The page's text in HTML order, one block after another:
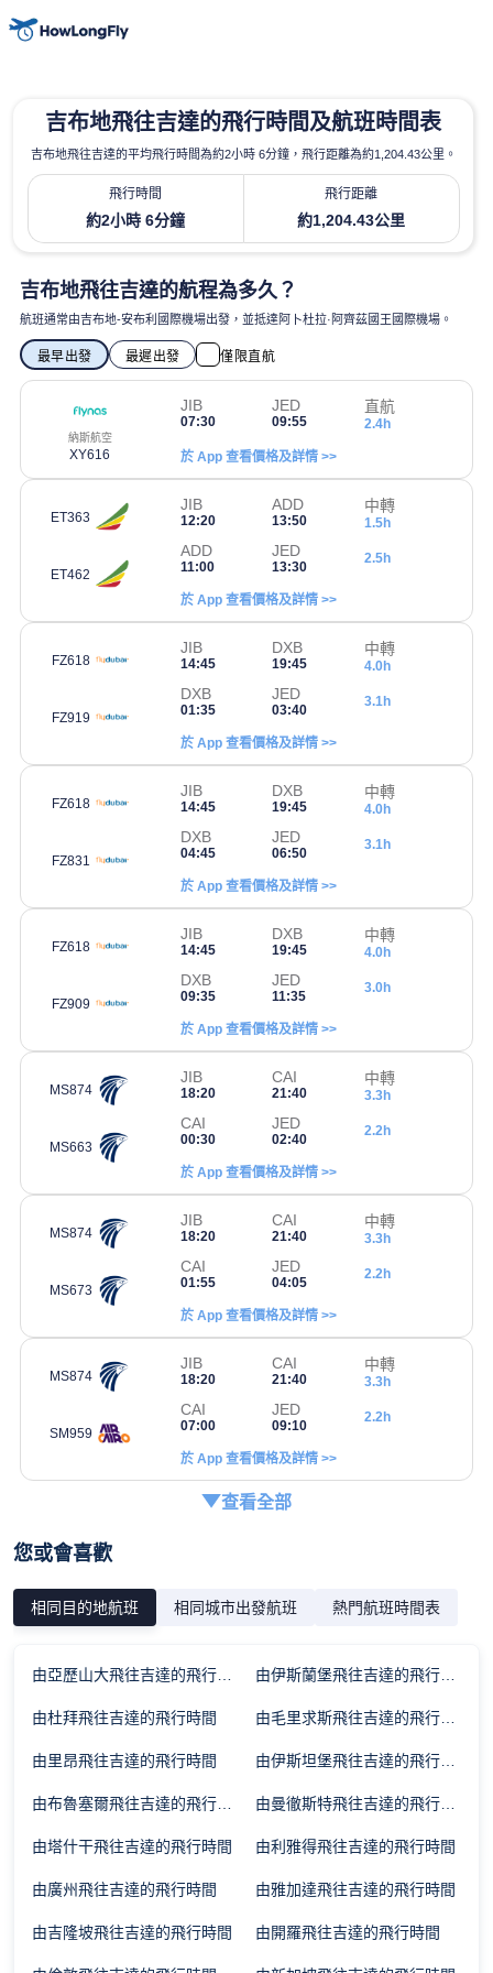
吉布地飛往吉達的飛行時間及航班時間表
吉布地飛往吉達的平均飛行時間為約2小時 6分鐘，飛行距離為約1,204.43公里。
飛行時間
約2小時 6分鐘
飛行距離
約1,204.43公里
吉布地飛往吉達的航程為多久？
航班通常由吉布地-安布利國際機場出發，並抵達阿卜杜拉·阿齊茲國王國際機場。
最早出發 最遲出發 僅限直航
納斯航空
XY616
JIB
07:30
JED
09:55
直航
2.4h
於 App 查看價格及詳情 >>
ET363
JIB
12:20
ADD
13:50
中轉
1.5h
ET462
ADD
11:00
JED
13:30
2.5h
於 App 查看價格及詳情 >>
FZ618
JIB
14:45
DXB
19:45
中轉
4.0h
FZ919
DXB
01:35
JED
03:40
3.1h
於 App 查看價格及詳情 >>
FZ618
JIB
14:45
DXB
19:45
中轉
4.0h
FZ831
DXB
04:45
JED
06:50
3.1h
於 App 查看價格及詳情 >>
FZ618
JIB
14:45
DXB
19:45
中轉
4.0h
FZ909
DXB
09:35
JED
11:35
3.0h
於 App 查看價格及詳情 >>
MS874
JIB
18:20
CAI
21:40
中轉
3.3h
MS663
CAI
00:30
JED
02:40
2.2h
於 App 查看價格及詳情 >>
MS874
JIB
18:20
CAI
21:40
中轉
3.3h
MS673
CAI
01:55
JED
04:05
2.2h
於 App 查看價格及詳情 >>
MS874
JIB
18:20
CAI
21:40
中轉
3.3h
SM959
CAI
07:00
JED
09:10
2.2h
於 App 查看價格及詳情 >>
查看全部
您或會喜歡
相同目的地航班 相同城市出發航班 熱門航班時間表
由杜拜飛往吉達的飛行時間
由里昂飛往吉達的飛行時間
由塔什干飛往吉達的飛行時間 由利雅得飛往吉達的飛行時間
由廣州飛往吉達的飛行時間 由雅加達飛往吉達的飛行時間
由吉隆坡飛往吉達的飛行時間 由開羅飛往吉達的飛行時間